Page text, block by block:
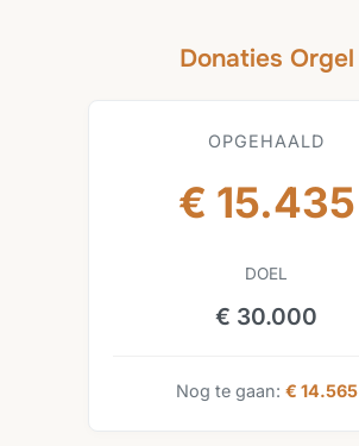
Donaties Orgel
OPGEHAALD
€ 15.435
DOEL
€ 30.000
Nog te gaan: € 14.565